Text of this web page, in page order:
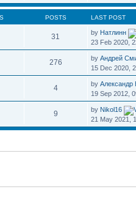
POSTS LAST POST
31 by Натлинн
23 Feb 2020,
276 byАндрей
15 Dec 2020,
4 byАлександр
19 Sep 2012,
9 by Nikol16
21 May 2021,